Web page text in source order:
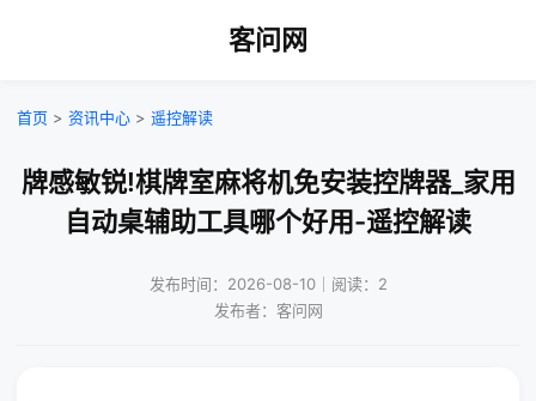
客问网
首页 > 资讯中心 > 遥控解读
牌感敏锐!棋牌室麻将机免安装控牌器_家用
自动桌辅助工具哪个好用-遥控解读
发布时间：2026-08-10｜阅读：2
发布者：客问网